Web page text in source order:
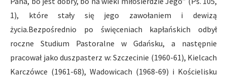
1), które stały się jego zawołaniem i dewizą
życia.Bezpośrednio po święceniach kapłańskich odbył
roczne Studium Pastoralne w Gdańsku, a następnie
pracował jako duszpasterz w: Szczecinie (1960-61), Kielcach
Karczówce (1961-68), Wadowicach (1968-69) i Kościelisku